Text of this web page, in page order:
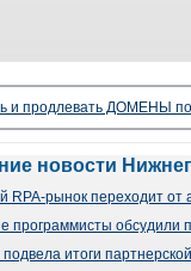
и продлевать ДОМЕНЫ
новости
RPA-рынок переходит
программисты обсудили
итоги